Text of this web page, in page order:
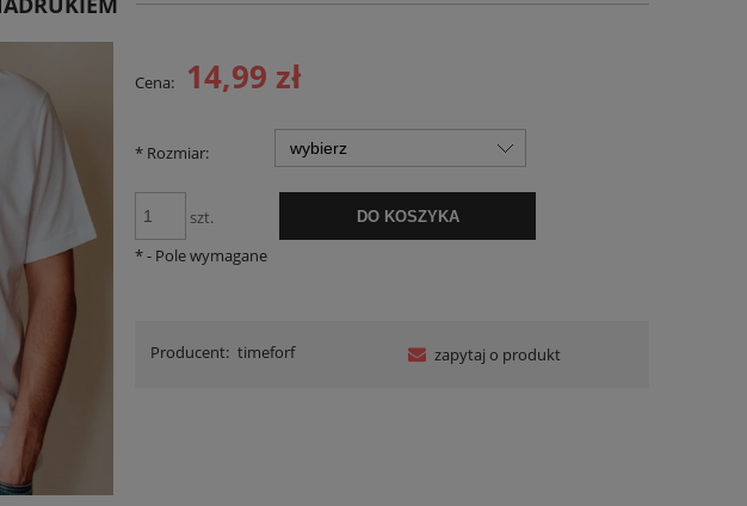
Cena: 14,99 zł
* Rozmiar:
szt. DO KOSZYKA
*- Pole wymagane
Producent: timeforf zapytaj o produkt